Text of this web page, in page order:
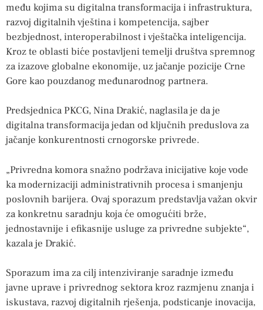
među kojima su digitalna transformacija i infrastruktura,
razvoj digitalnih vještina i kompetencija, sajber
bezbjednost, interoperabilnost i vještačka inteligencija.
Kroz te oblasti biće postavljeni temelji društva spremnog
za izazove globalne ekonomije, uz jačanje pozicije Crne
Gore kao pouzdanog međunarodnog partnera.
Predsjednica PKCG, Nina Drakić, naglasila je da je
digitalna transformacija jedan od ključnih preduslova za
jačanje konkurentnosti crnogorske privrede.
„Privredna komora snažno podržava inicijative koje vode
ka modernizaciji administrativnih procesa i smanjenju
poslovnih barijera. Ovaj sporazum predstavlja važan okvir
za konkretnu saradnju koja će omogućiti brže,
jednostavnije i efikasnije usluge za privredne subjekte“,
kazala je Drakić.
Sporazum ima za cilj intenziviranje saradnje između
javne uprave i privrednog sektora kroz razmjenu znanja i
iskustava, razvoj digitalnih rješenja, podsticanje inovacija,